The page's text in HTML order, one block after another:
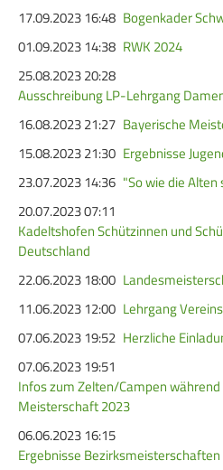
17.09.2023 16:48 Bogenkader
01.09.2023 14:38 RWK 2024
25.08.2023 20:28
Ausschreibung LP-Lehrgang
16.08.2023 21:27 Bayerische
15.08.2023 21:30 Ergebnisse
23.07.2023 14:36 "So wie die Alten
20.07.2023 07:11
Kadeltshofen Schützinnen und
Deutschland
22.06.2023 18:00
11.06.2023 12:00 Lehrgang
07.06.2023 19:52 Herzliche
07.06.2023 19:51
Infos zum Zelten/Campen
Meisterschaft 2023
06.06.2023 16:15
Ergebnisse
DAMEN
Damen im Schützensport
Bezirkspokal
Navigation
überspringen
Datenschutz